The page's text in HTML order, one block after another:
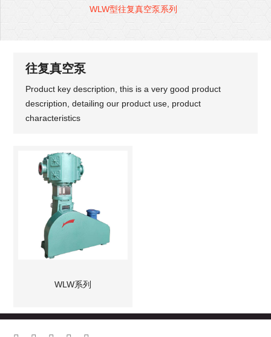
WLW型往复真空泵系列
往复真空泵
Product key description, this is a very good product
description, detailing our product use, product
characteristics
WLW系列